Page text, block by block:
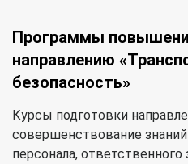
Программы
направлению
безопасность»
Курсы подготовки
совершенствование
персонала, ответственного